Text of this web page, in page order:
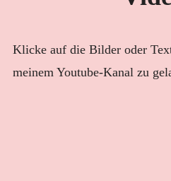
NEWSLETTER
VIDEOS
Klicke auf die Bilder oder
meinem Youtube-Kanal zu